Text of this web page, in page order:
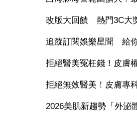
改版大回饋 熱門3C大
追蹤訂閱娛樂星聞 給
拒絕醫美冤枉錢！皮膚
拒絕無效醫美！皮膚專
2026美肌新趨勢「外泌